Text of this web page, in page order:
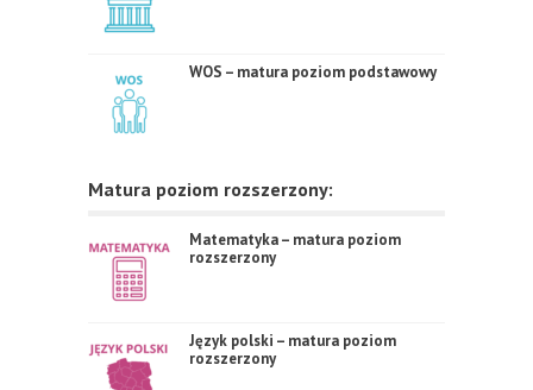
WOS – matura poziom podstawowy
Matura poziom rozszerzony:
Matematyka – matura poziom
rozszerzony
Język polski – matura poziom
rozszerzony